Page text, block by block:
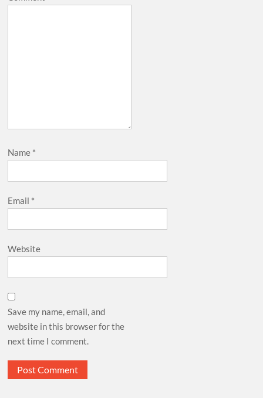
Name *
Email *
Website
Save my name, email, and
website in this browser for the
next time I comment.